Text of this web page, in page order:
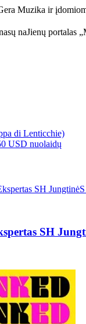
Muzika ir
naJienų
di Lenticchie)
USD nuolaidų
SH